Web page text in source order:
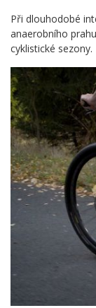
Při dlouhodobé
anaerobního
cyklistické sezony.